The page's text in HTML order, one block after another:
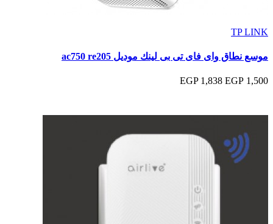
TP LINK
موسع نطاق واى فاى تى بى لينك موديل ac750 re205
1,500 EGP
1,838 EGP